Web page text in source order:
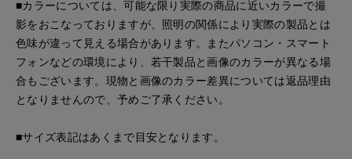
■カラーについては、可能な限り実際の商品に近いカラーで撮
影をおこなっておりますが、照明の関係により実際の製品とは
色味が違って見える場合があります。またパソコン・スマート
フォンなどの環境により、若干製品と画像のカラーが異なる場
合もございます。現物と画像のカラー差異については返品理由
となりませんので、予めご了承ください。
■サイズ表記はあくまで目安となります。